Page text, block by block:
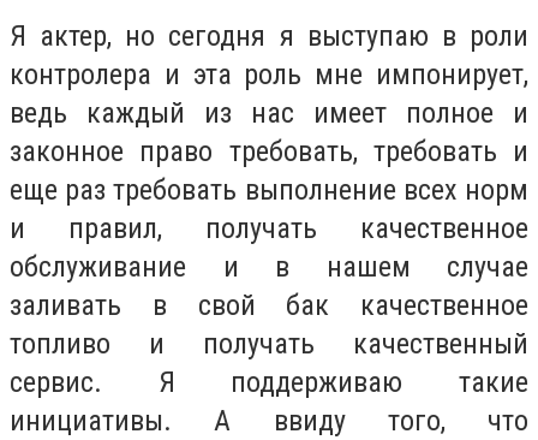
Я актер, но сегодня я выступаю в роли
контролера и эта роль мне импонирует,
ведь каждый из нас имеет полное и
законное право требовать, требовать и
еще раз требовать выполнение всех норм
и правил, получать качественное
обслуживание и в нашем случае
заливать в свой бак качественное
топливо и получать качественный
сервис. Я поддерживаю такие
инициативы. А ввиду того, что